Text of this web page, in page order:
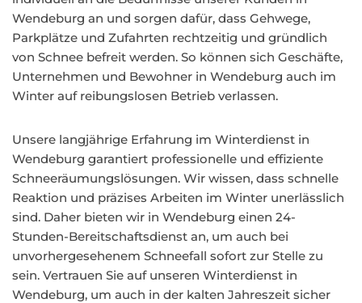
Wendeburg an und sorgen dafür, dass Gehwege,
Parkplätze und Zufahrten rechtzeitig und gründlich
von Schnee befreit werden. So können sich Geschäfte,
Unternehmen und Bewohner in Wendeburg auch im
Winter auf reibungslosen Betrieb verlassen.
Unsere langjährige Erfahrung im Winterdienst in
Wendeburg garantiert professionelle und effiziente
Schneeräumungslösungen. Wir wissen, dass schnelle
Reaktion und präzises Arbeiten im Winter unerlässlich
sind. Daher bieten wir in Wendeburg einen 24-
Stunden-Bereitschaftsdienst an, um auch bei
unvorhergesehenem Schneefall sofort zur Stelle zu
sein. Vertrauen Sie auf unseren Winterdienst in
Wendeburg, um auch in der kalten Jahreszeit sicher